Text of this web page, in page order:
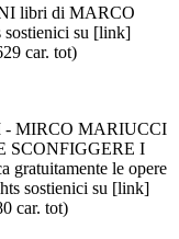
libri di MARCO
su [link]
car. tot)
- MIRCO MARIUCCI
SCONFIGGERE I
le opere
sostienici su [link]
car. tot)